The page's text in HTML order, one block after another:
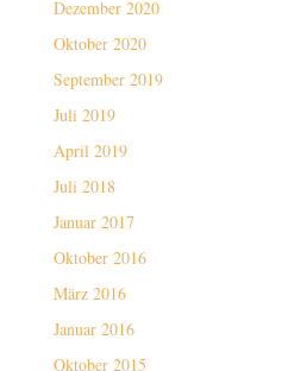
Dezember 2020
Oktober 2020
September 2019
Juli 2019
April 2019
Juli 2018
Januar 2017
Oktober 2016
März 2016
Januar 2016
Oktober 2015